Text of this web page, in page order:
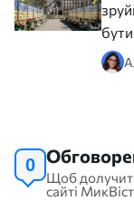
бути
0
Щоб
сайті